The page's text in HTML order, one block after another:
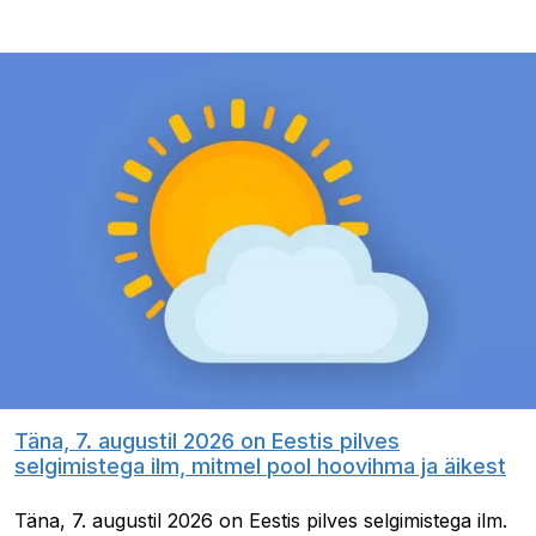
Täna, 7. augustil 2026 on Eestis pilves
selgimistega ilm, mitmel pool hoovihma ja äikest
Täna, 7. augustil 2026 on Eestis pilves selgimistega ilm.